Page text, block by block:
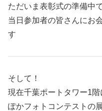
ただいま表彰式の準備中
当日参加者の皆さんにお
す
そして！
現在千葉ポートタワー1
ぽかフォトコンテストの